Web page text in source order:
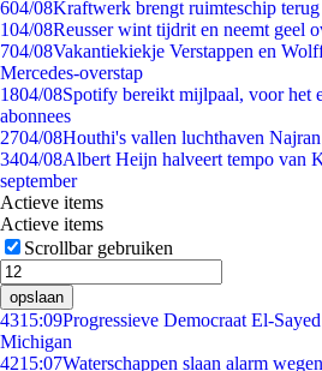
604/08Kraftwerk brengt ruimteschip
104/08Reusser wint tijdrit en neemt geel
704/08Vakantiekiekje Verstappen en
Mercedes-overstap
1804/08Spotify bereikt mijlpaal, voor het
abonnees
2704/08Houthi's vallen luchthaven
3404/08Albert Heijn halveert tempo van
september
Actieve items
Actieve items
Scrollbar gebruiken
opslaan
4315:09Progressieve Democraat El-
Michigan
4215:07Waterschappen slaan alarm